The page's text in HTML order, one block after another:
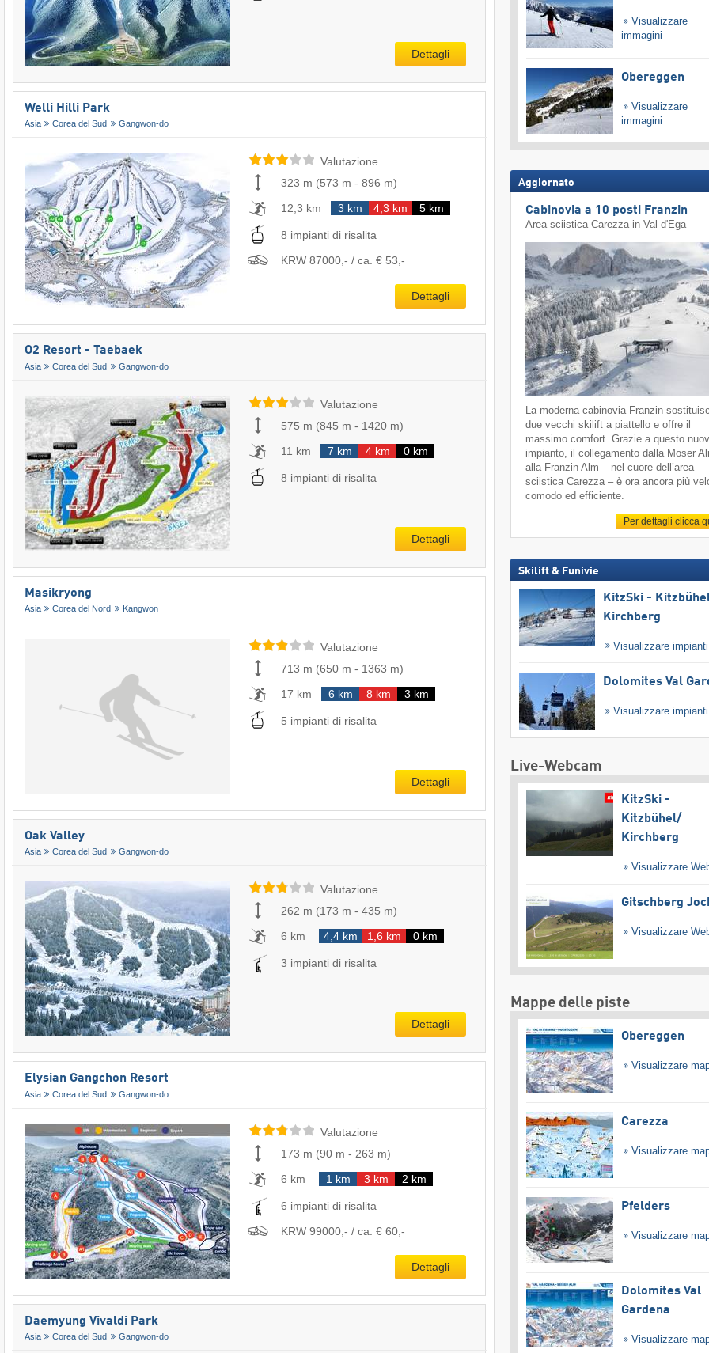
Dettagli
Welli Hilli Park
Asia Corea del Sud Gangwon-do
Valutazione
323 m (573 m - 896 m)
12,3 km
3 km 4,3 km 5 km
8 impianti di risalita
KRW 87000,- / ca. € 53,-
Dettagli
O2 Resort - Taebaek
Asia Corea del Sud Gangwon-do
Valutazione
575 m (845 m - 1420 m)
11 km
7 km 4 km 0 km
8 impianti di risalita
Dettagli
Masikryong
Asia Corea del Nord Kangwon
Valutazione
713 m (650 m - 1363 m)
17 km
6 km 8 km 3 km
5 impianti di risalita
Dettagli
Oak Valley
Asia Corea del Sud Gangwon-do
Valutazione
262 m (173 m - 435 m)
6 km
4,4 km 1,6 km 0 km
3 impianti di risalita
Dettagli
Elysian Gangchon Resort
Asia Corea del Sud Gangwon-do
Valutazione
173 m (90 m - 263 m)
6 km
1 km 3 km 2 km
6 impianti di risalita
KRW 99000,- / ca. € 60,-
Dettagli
Daemyung Vivaldi Park
Asia Corea del Sud Gangwon-do
Visualizzare
immagini
Obereggen
Visualizzare
immagini
Aggiornato
Cabinovia a 10 posti Franzin
Area sciistica Carezza in Val d'Ega
La moderna cabinovia Franzin
due vecchi skilift a piattello e offre il
massimo comfort. Grazie a questo
impianto, il collegamento dalla Moser
alla Franzin Alm – nel cuore dell’area
sciistica Carezza – è ora ancora più
comodo ed efficiente.
Per dettagli clicca
Skilift & Funivie
KitzSki -
Kirchberg
Visualizzare
Dolomites Val
Visualizzare
Live-Webcam
KitzSki -
Kitzbühel/​
Kirchberg
Visualizzare
Gitschberg
Visualizzare
Mappe delle piste
Obereggen
Visualizzare
Carezza
Visualizzare
Pfelders
Visualizzare
Dolomites Val
Gardena
Visualizzare